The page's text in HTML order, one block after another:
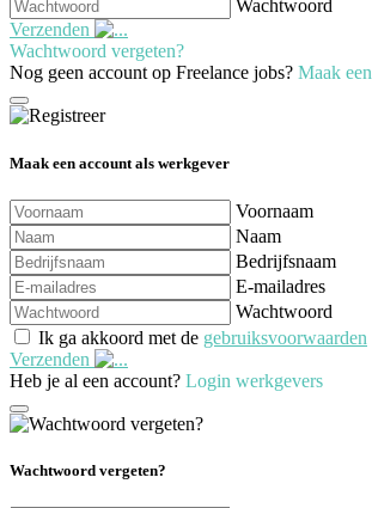
Wachtwoord
Verzenden
Wachtwoord vergeten?
Nog geen account op Freelance jobs? Maak
Maak een account als werkgever
Voornaam
Naam
Bedrijfsnaam
E-mailadres
Wachtwoord
Ik ga akkoord met de gebruiksvoorwaarden
Verzenden
Heb je al een account? Login werkgevers
Wachtwoord vergeten?